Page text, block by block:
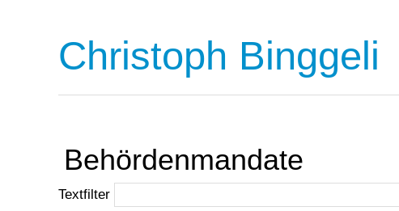
Christoph Binggeli
Behördenmandate
Textfilter